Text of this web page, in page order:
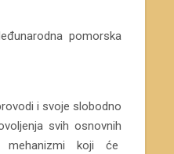
pomorska
i svoje slobodno
svih osnovnih
mehanizmi koji će